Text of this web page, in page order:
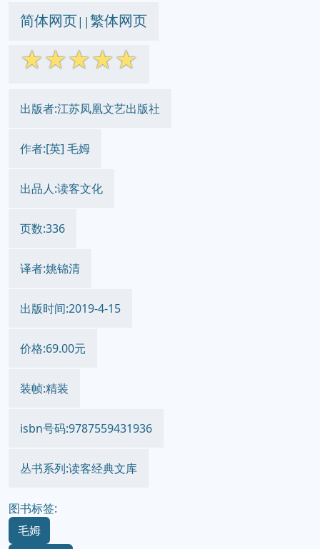
简体网页||繁体网页
☆☆☆☆☆
出版者:江苏凤凰文艺出版社
作者:[英] 毛姆
出品人:读客文化
页数:336
译者:姚锦清
出版时间:2019-4-15
价格:69.00元
装帧:精装
isbn号码:9787559431936
丛书系列:读客经典文库
图书标签:
毛姆